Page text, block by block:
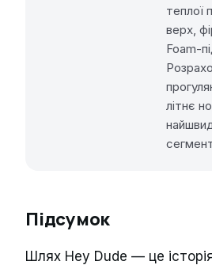
теплої
верх,
Foam-
літнє
Підсумок
Шлях Hey Dude — це